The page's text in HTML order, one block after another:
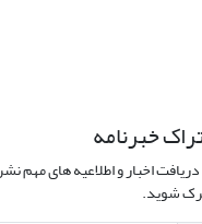
خبرنامه
اخبار و اطلاعیه های مهم
شوید.